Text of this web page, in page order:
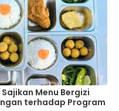
Menu Bergizi
terhadap Program